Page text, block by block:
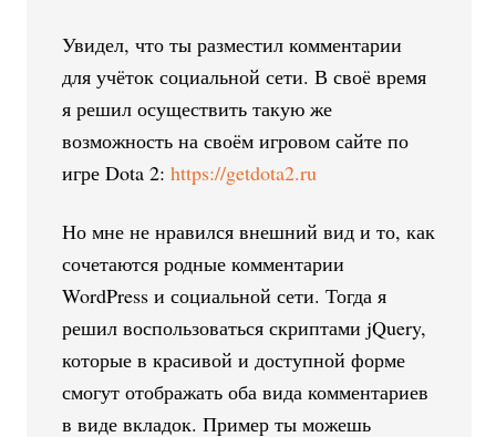
Увидел, что ты разместил комментарии
для учёток социальной сети. В своё время
я решил осуществить такую же
возможность на своём игровом сайте по
игре Dota 2:https://getdota2.ru
Но мне не нравился внешний вид и то, как
сочетаются родные комментарии
WordPress и социальной сети. Тогда я
решил воспользоваться скриптами jQuery,
которые в красивой и доступной форме
смогут отображать оба вида комментариев
в виде вкладок. Пример ты можешь